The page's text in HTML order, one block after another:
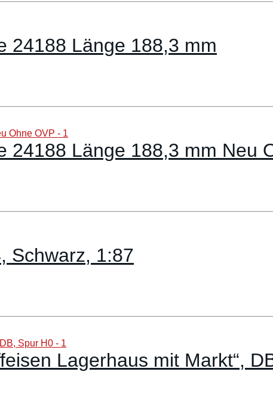
24188 Länge 188,3 mm
24188 Länge 188,3 mm Neu
Schwarz, 1:87
Lagerhaus mit Markt“,